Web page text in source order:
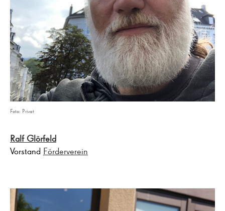
Foto: Privat
Ralf Glörfeld
Vorstand Förderverein